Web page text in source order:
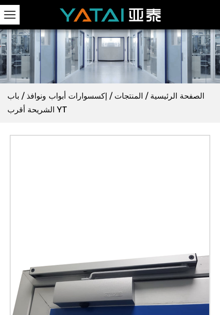
الصفحة الرئيسية / المنتجات / إكسسوارات أبواب ونوافذ / باب
الشريحة أقرب YT